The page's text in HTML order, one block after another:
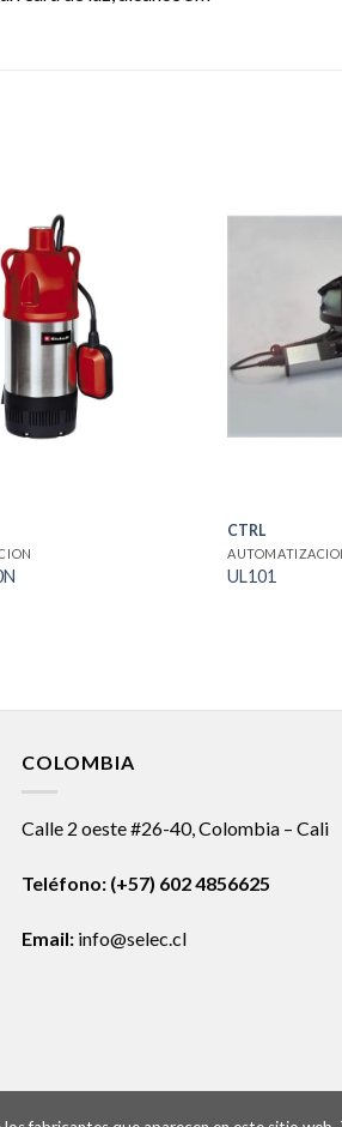
CTRL
UL101
COLOMBIA
Calle 2 oeste #26-40, Colombia – Cali
Teléfono: (+57) 602 4856625
Email: info@selec.cl